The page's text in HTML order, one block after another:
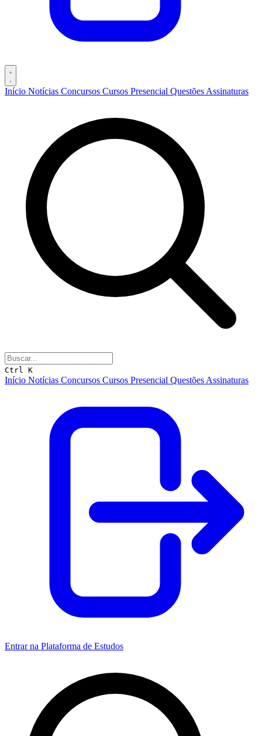
Início Notícias Concursos Cursos Presencial Questões Assinaturas
Ctrl K
Início Notícias Concursos Cursos Presencial Questões Assinaturas
Entrar na Plataforma de Estudos